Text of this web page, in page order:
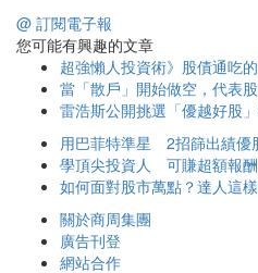
@ 訂閱電子報
您可能有興趣的文章
超強懶人投資術》股債通吃
當「散戶」開始做空，代表
雷浩斯公開挑選「優越好股
用巴菲特準星 2招篩出績優
學頂尖投資人 可賺超額報酬
如何面對股市萬點？達人這
關於商周集團
廣告刊登
網站合作